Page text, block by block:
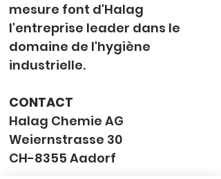
mesure font d'Halag
l'entreprise leader dans le
domaine de l'hygiène
industrielle.
CONTACT
Halag Chemie AG
Weiernstrasse 30
CH-8355 Aadorf